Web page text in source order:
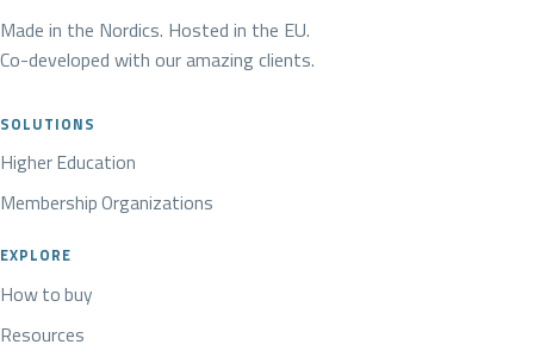
Made in the Nordics. Hosted in the EU.
Co-developed with our amazing clients.
SOLUTIONS
Higher Education
Membership Organizations
EXPLORE
How to buy
Resources